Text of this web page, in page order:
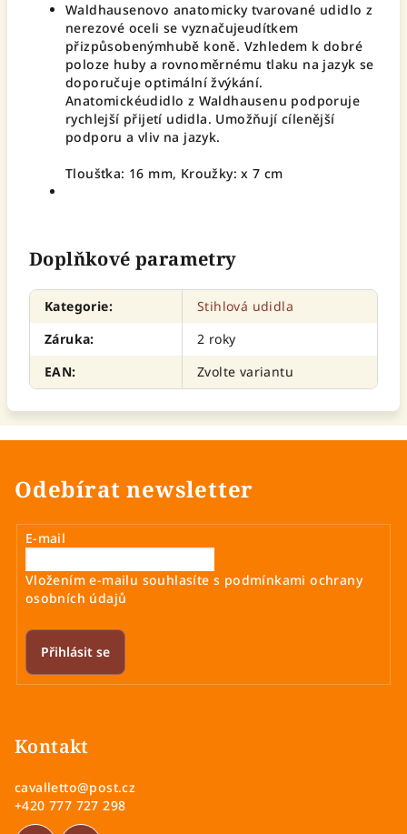
Waldhausenovo anatomicky tvarované udidlo z
nerezové oceli se vyznačujeudítkem
přizpůsobenýmhubě koně. Vzhledem k dobré
poloze huby a rovnoměrnému tlaku na jazyk se
doporučuje optimální žvýkání.
Anatomickéudidlo z Waldhausenu podporuje
rychlejší přijetí udidla. Umožňují cílenější
podporu a vliv na jazyk.
Tloušťka: 16 mm, Kroužky: x 7 cm
Doplňkové parametry
Kategorie:
Stihlová udidla
Záruka:
2 roky
EAN: Zvolte variantu
Odebírat newsletter
E-mail
Vložením e-mailu souhlasíte s podmínkami ochrany
osobních údajů
Přihlásit se
Kontakt
cavalletto@post.cz
+420 777 727 298